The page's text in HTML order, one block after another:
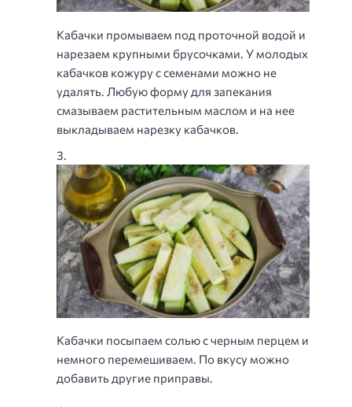
Кабачки промываем под проточной водой и
нарезаем крупными брусочками. У молодых
кабачков кожуру с семенами можно не
удалять. Любую форму для запекания
смазываем растительным маслом и на нее
выкладываем нарезку кабачков.
Кабачки посыпаем солью с черным перцем и
немного перемешиваем. По вкусу можно
добавить другие приправы.